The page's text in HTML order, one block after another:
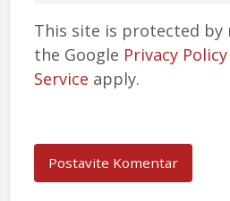
This site is protected by
the Google Privacy Policy
Service apply.